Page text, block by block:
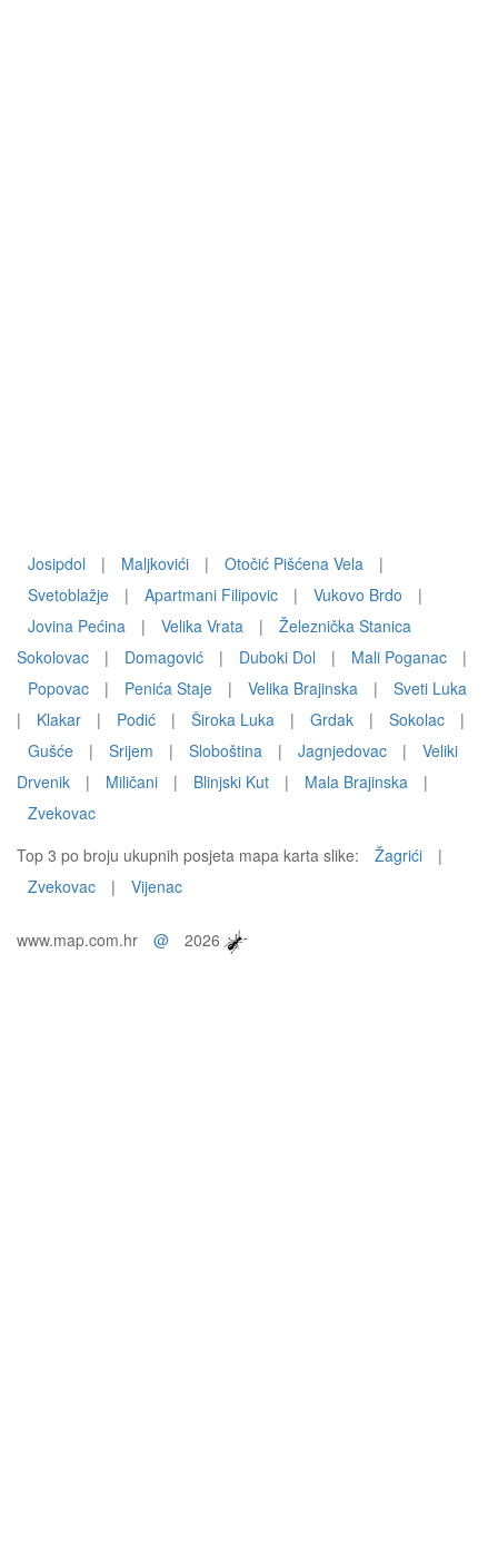
Josipdol | Maljkovići | Otočić Pišćena Vela
|
Svetoblažje
| Apartmani Filipovic | Vukovo Brdo
|
Jovina Pećina
| Velika Vrata |
Železnička Stanica
Sokolovac
| Domagović | Duboki Dol | Mali Poganac
|
Popovac
| Penića Staje | Velika Brajinska |
Sveti Luka
|
Klakar | Podić | Široka Luka | Grdak | Sokolac
|
Gušće
| Srijem | Sloboština | Jagnjedovac |
Veliki
Drvenik
| Miličani | Blinjski Kut | Mala Brajinska
|
Zvekovac
Top 3 po broju ukupnih posjeta mapa karta slike:
Žagrići
|
Zvekovac
| Vijenac
www.map.com.hr @ 2026